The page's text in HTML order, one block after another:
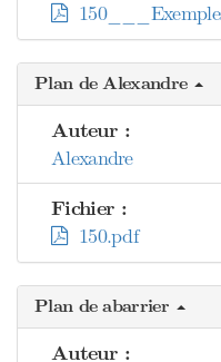
Plan de Alexandre
Auteur :
Alexandre
Fichier :
150.pdf
Plan de abarrier
Auteur :